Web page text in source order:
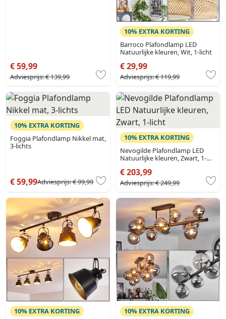
€ 59,99
Adviesprijs:€ 139,99
10% EXTRA KORTING
Barroco Plafondlamp LED
Natuurlijke kleuren, Wit, 1-licht
€ 29,99
Adviesprijs:€ 119,99
10% EXTRA KORTING
Foggia Plafondlamp Nikkel mat,
3-lichts
€ 59,99Adviesprijs:€ 99,99
10% EXTRA KORTING
Nevogilde Plafondlamp LED
Natuurlijke kleuren, Zwart, 1-
€ 203,99
Adviesprijs:€ 249,99
10% EXTRA KORTING
10% EXTRA KORTING